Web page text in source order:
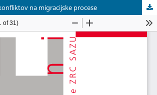
na migracijske procese